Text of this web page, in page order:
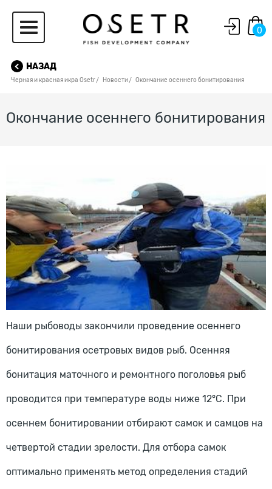
0
НАЗАД
Черная и красная икра Osetr Новости Окончание осеннего бонитирования
Окончание осеннего бонитирования
Наши рыбоводы закончили проведение осеннего
бонитирования осетровых видов рыб. Осенняя
бонитация маточного и ремонтного поголовья рыб
проводится при температуре воды ниже 12°С. При
осеннем бонитировании отбирают самок и самцов на
четвертой стадии зрелости. Для отбора самок
оптимально применять метод определения стадий